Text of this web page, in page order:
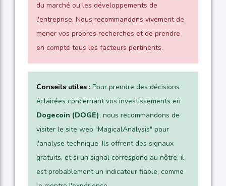
du marché ou les développements de
l'entreprise. Nous recommandons vivement de
mener vos propres recherches et de prendre
en compte tous les facteurs pertinents.
Conseils utiles : Pour prendre des décisions
éclairées concernant vos investissements en
Dogecoin (DOGE), nous recommandons de
visiter le site web "MagicalAnalysis" pour
l'analyse technique. Ils offrent des signaux
gratuits, et si un signal correspond au nôtre, il
est probablement un indicateur fiable, comme